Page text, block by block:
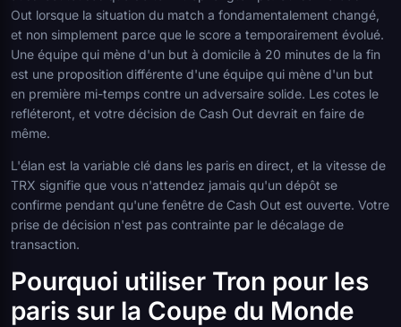
Out lorsque la situation du match a fondamentalement changé,
et non simplement parce que le score a temporairement évolué.
Une équipe qui mène d'un but à domicile à 20 minutes de la fin
est une proposition différente d'une équipe qui mène d'un but
en première mi-temps contre un adversaire solide. Les cotes le
refléteront, et votre décision de Cash Out devrait en faire de
même.
L'élan est la variable clé dans les paris en direct, et la vitesse de
TRX signifie que vous n'attendez jamais qu'un dépôt se
confirme pendant qu'une fenêtre de Cash Out est ouverte. Votre
prise de décision n'est pas contrainte par le décalage de
transaction.
Pourquoi utiliser Tron pour les
paris sur la Coupe du Monde